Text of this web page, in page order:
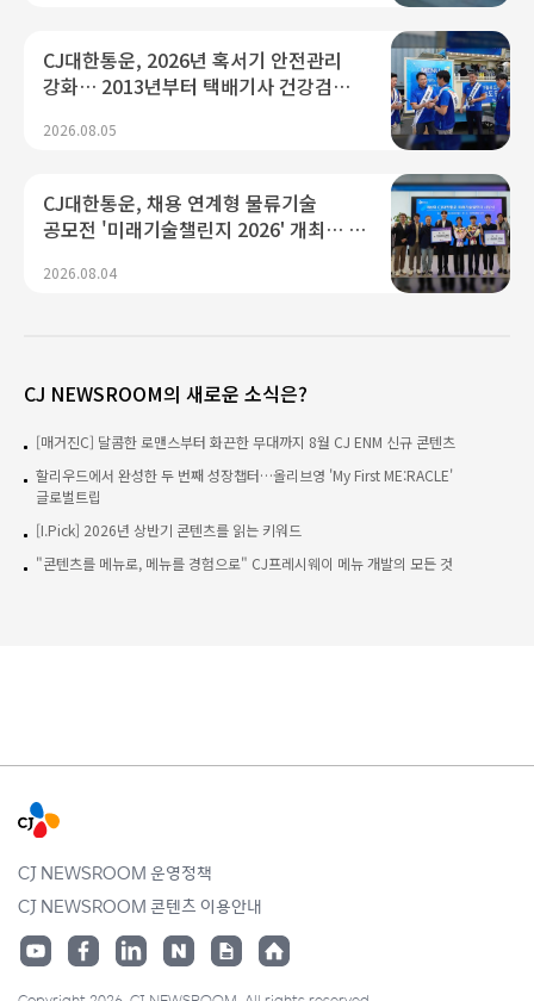
CJ대한통운, 2026년 혹서기 안전관리
강화… 2013년부터 택배기사 건강검진
2026.08.05
CJ대한통운, 채용 연계형 물류기술
공모전 '미래기술챌린지 2026' 개최… AI
2026.08.04
CJ NEWSROOM의 새로운 소식은?
[매거진C] 달콤한 로맨스부터 화끈한 무대까지 8월 CJ ENM 신규 콘텐츠
할리우드에서 완성한 두 번째 성장챕터…올리브영 'My First ME:RACLE'
글로벌트립
[I.Pick] 2026년 상반기 콘텐츠를 읽는 키워드
"콘텐츠를 메뉴로, 메뉴를 경험으로" CJ프레시웨이 메뉴 개발의 모든 것
CJ NEWSROOM 운영정책
CJ NEWSROOM 콘텐츠 이용안내